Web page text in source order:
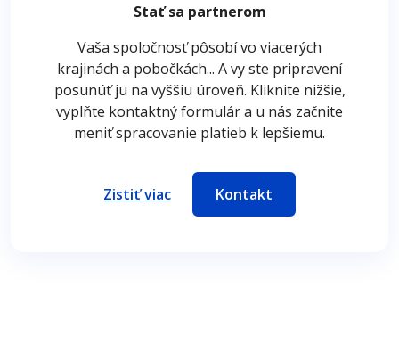
Stať sa partnerom
Vaša spoločnosť pôsobí vo viacerých
krajinách a pobočkách... A vy ste pripravení
posunúť ju na vyššiu úroveň. Kliknite nižšie,
vyplňte kontaktný formulár a u nás začnite
meniť spracovanie platieb k lepšiemu.
Zistiť viac Kontakt